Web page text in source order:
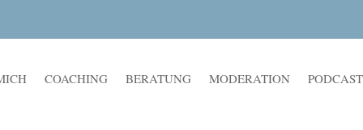
COACHING BERATUNG MODERATION PODCAST